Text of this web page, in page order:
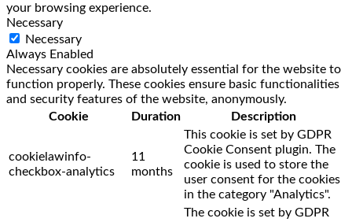
your browsing experience.
Necessary
Necessary
Always Enabled
Necessary cookies are absolutely essential for the website to
function properly. These cookies ensure basic functionalities
and security features of the website, anonymously.
Cookie
Duration Description
cookielawinfo-
checkbox-analytics
11
months
This cookie is set by GDPR
Cookie Consent plugin. The
cookie is used to store the
user consent for the cookies
in the category "Analytics".
The cookie is set by GDPR